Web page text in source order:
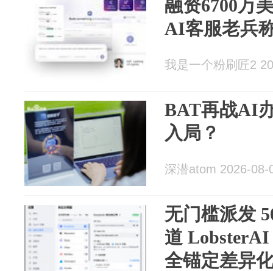
融资6700万
AI客服老兵
我是一个粉刷匠2
BAT再战AI
入局？
深潜atom 2026-08-
无门槛派发
道
全锚定差异